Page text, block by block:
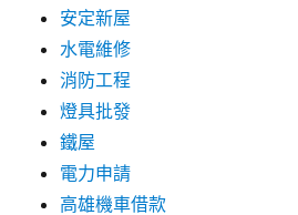
安定新屋
水電維修
消防工程
燈具批發
鐵屋
電力申請
高雄機車借款